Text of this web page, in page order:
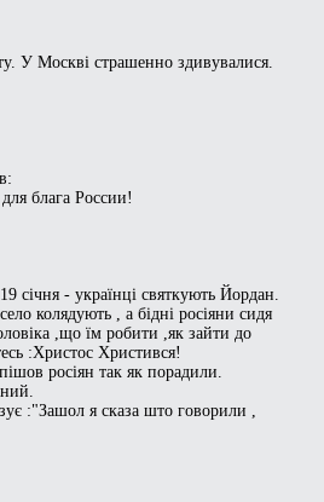
У Москві страшенно здивувалися.
блага России!
січня - українці святкують Йордан.
колядують , а бідні росіяни сидя
,що їм робити ,як зайти до
:Христос Христився!
росіян так як порадили.
:"Зашол я сказа што говорили ,